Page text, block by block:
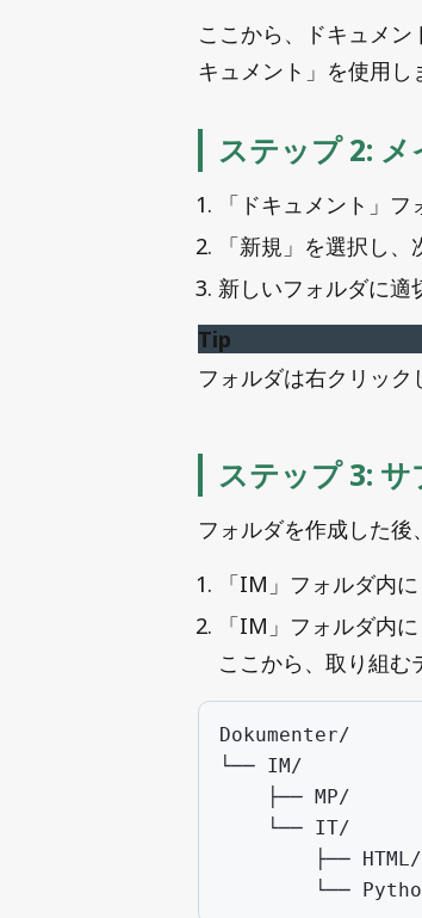
ここから、ドキュメ
キュメント」を使用し
ステップ 2:
「ドキュメント」
「新規」を選択し
新しいフォルダに適
Tip
フォルダは右クリッ
ステップ 3:
フォルダを作成した
「IM」フォルダ内
「IM」フォルダ内
ここから、取り組